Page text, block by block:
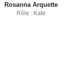
Rosanna Arquette
Rôle : Kate